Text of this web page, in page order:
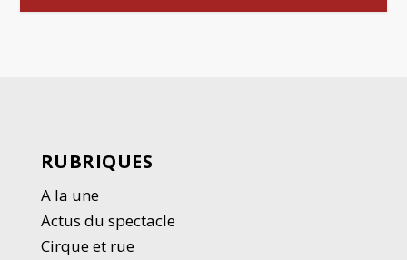
RUBRIQUES
A la une
Actus du spectacle
Cirque et rue